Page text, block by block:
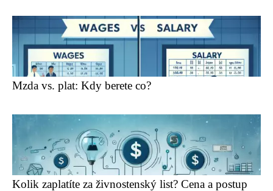
Mzda vs. plat: Kdy berete co?
Kolik zaplatíte za živnostenský list? Cena a postup